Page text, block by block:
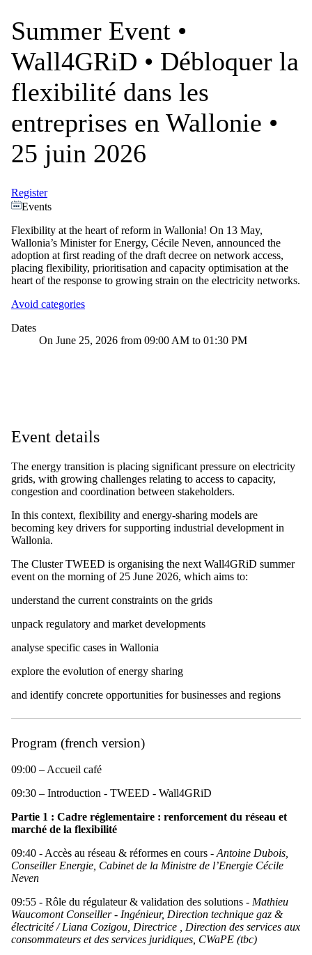
Summer Event •
Wall4GRiD • Débloquer la
flexibilité dans les
entreprises en Wallonie •
25 juin 2026
Register
Events
Flexibility at the heart of reform in Wallonia! On 13 May,
Wallonia’s Minister for Energy, Cécile Neven, announced the
adoption at first reading of the draft decree on network access,
placing flexibility, prioritisation and capacity optimisation at the
heart of the response to growing strain on the electricity networks.
Avoid categories
Dates
On June 25, 2026 from 09:00 AM to 01:30 PM
Event details
The energy transition is placing significant pressure on electricity
grids, with growing challenges relating to access to capacity,
congestion and coordination between stakeholders.
In this context, flexibility and energy-sharing models are
becoming key drivers for supporting industrial development in
Wallonia.
The Cluster TWEED is organising the next Wall4GRiD summer
event on the morning of 25 June 2026, which aims to:
understand the current constraints on the grids
unpack regulatory and market developments
analyse specific cases in Wallonia
explore the evolution of energy sharing
and identify concrete opportunities for businesses and regions
Program (french version)
09:00 – Accueil café
09:30 – Introduction - TWEED - Wall4GRiD
Partie 1 : Cadre réglementaire : renforcement du réseau et
marché de la flexibilité
09:40 - Accès au réseau & réformes en cours -Antoine Dubois,
Conseiller Energie, Cabinet de la Ministre de l’Energie Cécile
Neven
09:55 - Rôle du régulateur & validation des solutions - Mathieu
Waucomont Conseiller - Ingénieur, Direction technique gaz &
électricité / Liana Cozigou, Directrice , Direction des services aux
consommateurs et des services juridiques, CWaPE (tbc)